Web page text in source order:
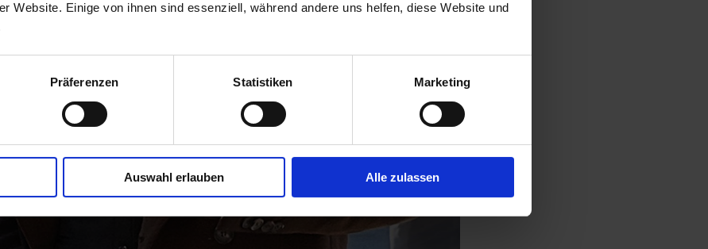
Website. Einige von ihnen sind essenziell, während andere uns helfen, diese Website und
Präferenzen Statistiken Marketing
Auswahl erlauben Alle zulassen